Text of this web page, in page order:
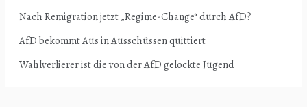
Nach Remigration jetzt „Regime-Change“ durch AfD?
AfD bekommt Aus in Ausschüssen quittiert
Wahlverlierer ist die von der AfD gelockte Jugend